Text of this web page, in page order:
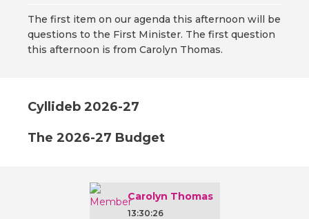
The first item on our agenda this afternoon will be
questions to the First Minister. The first question
this afternoon is from Carolyn Thomas.
Cyllideb 2026-27
The 2026-27 Budget
Carolyn Thomas
13:30:26